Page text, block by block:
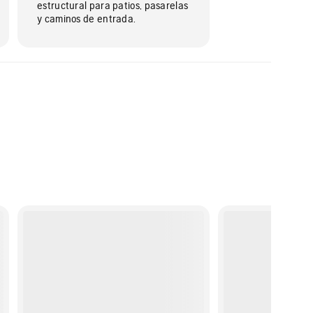
estructural para patios, pasarelas
y caminos de entrada.